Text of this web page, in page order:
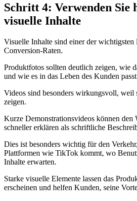
Schritt 4: Verwenden Sie
visuelle Inhalte
Visuelle Inhalte sind einer der
Conversion-Raten.
Produktfotos sollten deutlich zeigen, wie
und wie es in das Leben des Kunden
Videos sind besonders wirkungsvoll, weil
zeigen.
Kurze Demonstrationsvideos können den
schneller erklären als schriftliche
Dies ist besonders wichtig für den
Plattformen wie TikTok kommt, wo
Inhalte erwarten.
Starke visuelle Elemente lassen das
erscheinen und helfen Kunden, seine